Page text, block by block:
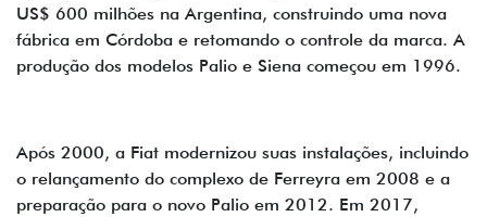
US$ 600 milhões na Argentina, construindo uma nova
fábrica em Córdoba e retomando o controle da marca. A
produção dos modelos Palio e Siena começou em 1996.
Após 2000, a Fiat modernizou suas instalações, incluindo
o relançamento do complexo de Ferreyra em 2008 e a
preparação para o novo Palio em 2012. Em 2017,